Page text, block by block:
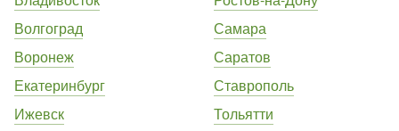
Волгоград
Воронеж
Екатеринбург
Ижевск
Самара
Саратов
Ставрополь
Тольятти